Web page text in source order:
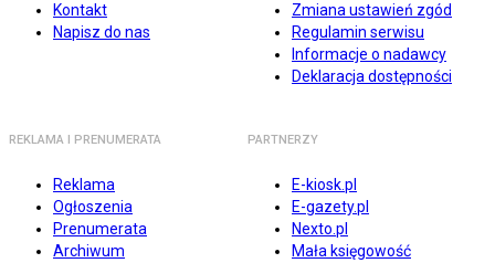
Kontakt
Napisz do nas
Zmiana ustawień zgód
Regulamin serwisu
Informacje o nadawcy
Deklaracja dostępności
REKLAMA I PRENUMERATA
Reklama
Ogłoszenia
Prenumerata
Archiwum
PARTNERZY
E-kiosk.pl
E-gazety.pl
Nexto.pl
Mała księgowość